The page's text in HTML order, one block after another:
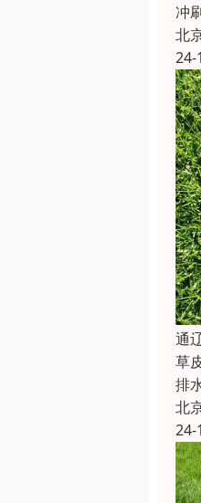
冲
北
24-
通
草
排
北
24-